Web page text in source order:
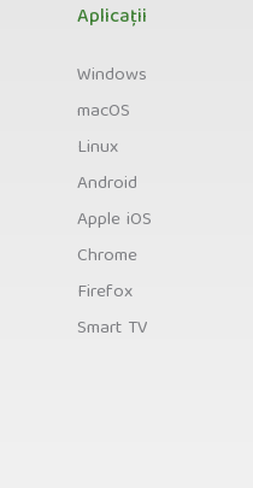
Aplicații
Windows
macOS
Linux
Android
Apple iOS
Chrome
Firefox
Smart TV